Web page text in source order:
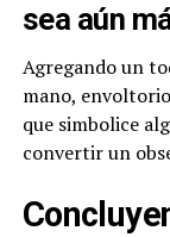
sea aún
Agregando un
mano,
que simbolice
convertir un